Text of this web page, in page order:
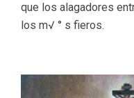
que los alagadores
los m√ ° s fieros.